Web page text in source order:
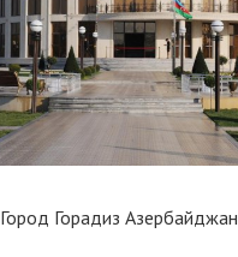
Город Горадиз Азербайджан